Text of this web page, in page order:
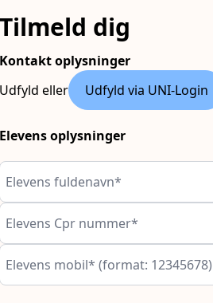
Tilmeld dig
Kontakt oplysninger
Udfyld eller
Udfyld via UNI-Login
Elevens oplysninger
Elevens fuldenavn*
Elevens Cpr nummer*
Elevens mobil* (format: 12345678)